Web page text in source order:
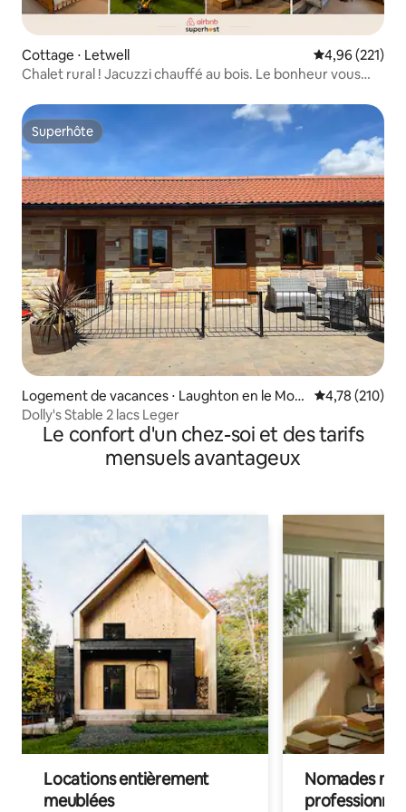
Cottage ⋅ Letwell Évaluation
4,96 (221)
Chalet rural ! Jacuzzi chauffé au bois. Le bonheur vous
Superhôte
Superhôte
Logement de vacances ⋅ Laughton en le Mort
hen
Évaluation
4,78 (210)
Dolly's Stable 2 lacs Leger
Le confort d'un chez-soi et des tarifs
mensuels avantageux
Locations entièrement
meublées
Nomades